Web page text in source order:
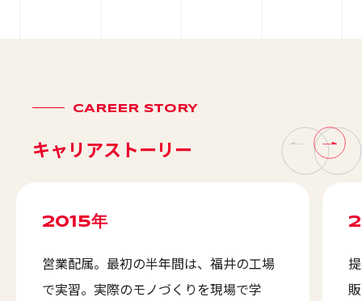
CAREER STORY
キャリアストーリー
2015年
営業配属。最初の半年間は、福井の工場
で実習。実際のモノづくりを現場で学